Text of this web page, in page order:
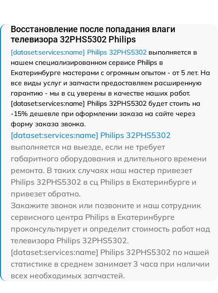
Восстановление после попадания влаги
телевизора 32PHS5302 Philips
[dataset:services:name] Philips 32PHS5302 выполняется в
нашем специализированном сервисе Philips в
Екатеринбурге мастерами с огромным опытом - от 5 лет. На
все виды услуг и запчасти предоставляем расширенную
гарантию - мы в сц уверены в качестве наших работ.
[dataset:services:name] Philips 32PHS5302 будет стоить на
-15% дешевле при оформлении заказа на сайте через
форму заказа звонка.
[dataset:services:name] Philips 32PHS5302
выполняется на выезде, если не требует
габаритного оборудования и длительного времени
ремонта. В таких случаях наш мастер привезет
Philips 32PHS5302 в сц Philips в Екатеринбурге и
привезет обратно.
Закажите звонок или позвоните и наш сотрудник
сервисного центра Philips в Екатеринбурге
проконсультирует и определит стоимость работ над
телевизора Philips 32PHS5302.
[dataset:services:name] Philips 32PHS5302 по нашей
статистике в среднем занимает 3 часа при наличии
всех необходимых запчастей.